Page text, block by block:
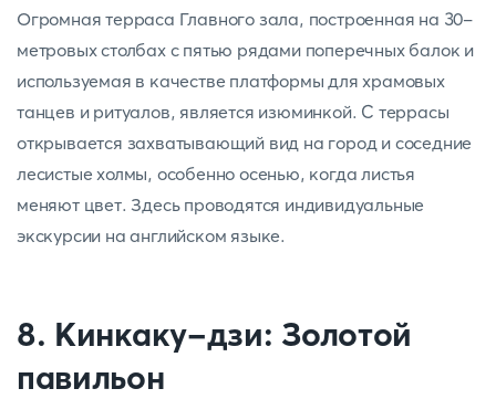
Огромная терраса Главного зала, построенная на 30-
метровых столбах с пятью рядами поперечных балок и
используемая в качестве платформы для храмовых
танцев и ритуалов, является изюминкой. С террасы
открывается захватывающий вид на город и соседние
лесистые холмы, особенно осенью, когда листья
меняют цвет. Здесь проводятся индивидуальные
экскурсии на английском языке.
8. Кинкаку-дзи: Золотой
павильон